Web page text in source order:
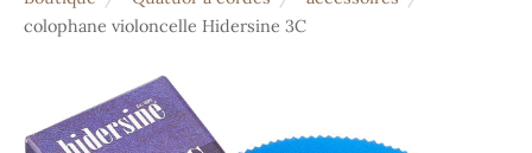
colophane violoncelle Hidersine 3C